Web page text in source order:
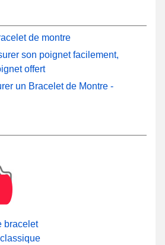
de montre
son poignet facilement,
offert
un Bracelet de Montre -
bracelet